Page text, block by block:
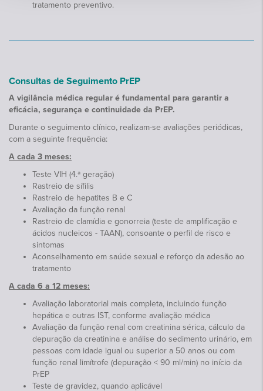
tratamento preventivo.
Consultas de Seguimento PrEP
A vigilância médica regular é fundamental para garantir a
eficácia, segurança e continuidade da PrEP.
Durante o seguimento clínico, realizam-se avaliações periódicas,
com a seguinte frequência:
A cada 3 meses:
Teste VIH (4.ª geração)
Rastreio de sífilis
Rastreio de hepatites B e C
Avaliação da função renal
Rastreio de clamídia e gonorreia (teste de amplificação e
ácidos nucleicos - TAAN), consoante o perfil de risco e
sintomas
Aconselhamento em saúde sexual e reforço da adesão ao
tratamento
A cada 6 a 12 meses:
Avaliação laboratorial mais completa, incluindo função
hepática e outras IST, conforme avaliação médica
Avaliação da função renal com creatinina sérica, cálculo da
depuração da creatinina e análise do sedimento urinário, em
pessoas com idade igual ou superior a 50 anos ou com
função renal limítrofe (depuração < 90 ml/min) no início da
PrEP
Teste de gravidez, quando aplicável